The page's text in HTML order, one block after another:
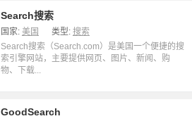
Search搜索
国家: 美国 类型: 搜索
Search搜索（Search.com）是美国一个便捷的搜
索引擎网站，主要提供网页、图片、新闻、购
物、下载...
GoodSearch